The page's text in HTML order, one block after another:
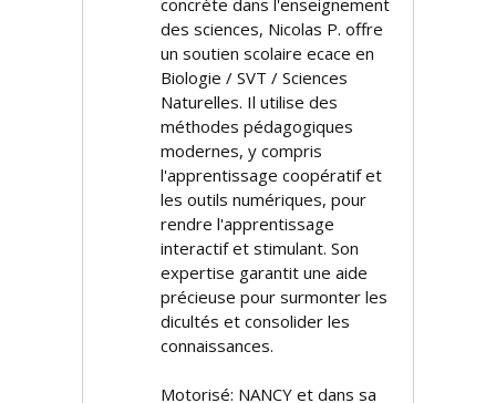
concrète dans l'enseignement
des sciences, Nicolas P. offre
un soutien scolaire efficace en
Biologie / SVT / Sciences
Naturelles. Il utilise des
méthodes pédagogiques
modernes, y compris
l'apprentissage coopératif et
les outils numériques, pour
rendre l'apprentissage
interactif et stimulant. Son
expertise garantit une aide
précieuse pour surmonter les
difficultés et consolider les
connaissances.
Motorisé: NANCY et dans sa